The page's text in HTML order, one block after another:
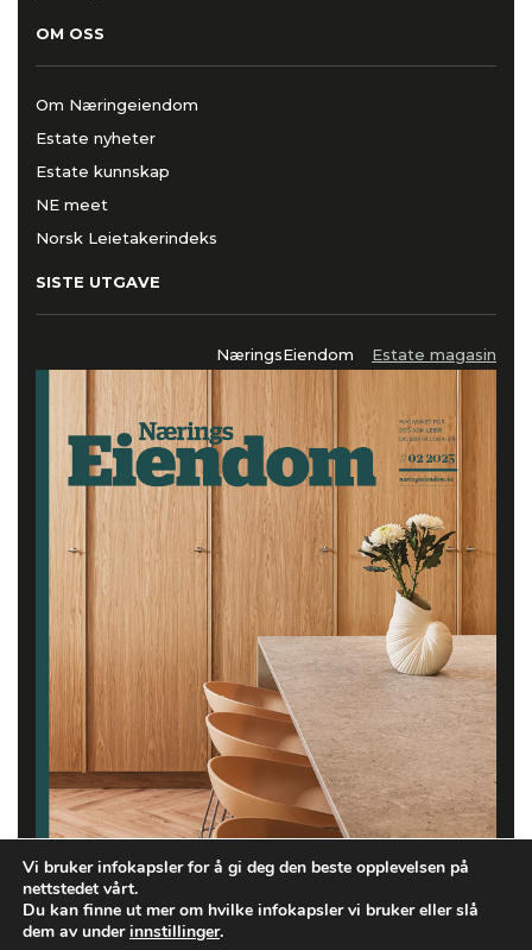
OM OSS
Om Næringeiendom
Estate nyheter
Estate kunnskap
NE meet
Norsk Leietakerindeks
SISTE UTGAVE
NæringsEiendom Estate magasin
Vi bruker infokapsler for å gi deg den beste opplevelsen på
nettstedet vårt.
Du kan finne ut mer om hvilke infokapsler vi bruker eller slå
dem av underinnstillinger.